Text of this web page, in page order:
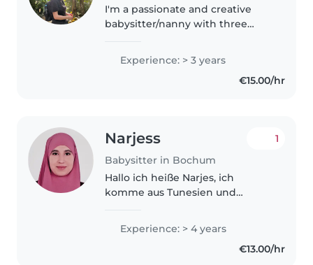
I'm a passionate and creative
babysitter/nanny with three
children of all ages, from babies
to teens. Fluent in English and
Low German, I also hold first..
Experience: > 3 years
€15.00/hr
Narjess
Babysitter in Bochum
1
Hallo ich heiße Narjes, ich
komme aus Tunesien und
Arabisch. Außerdem spreche ich
Experience: > 4 years
€13.00/hr